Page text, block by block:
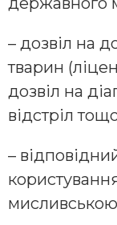
– дозвіл на
тварин
дозвіл на
відстріл
–